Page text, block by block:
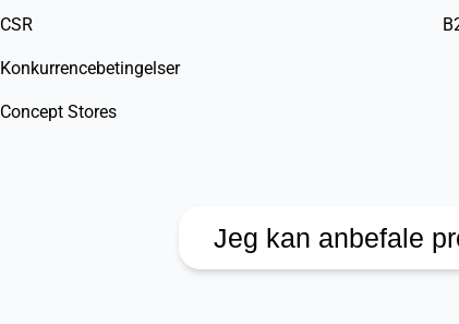
CSR
Konkurrencebetingelser
Concept Stores
Jeg kan anbefale